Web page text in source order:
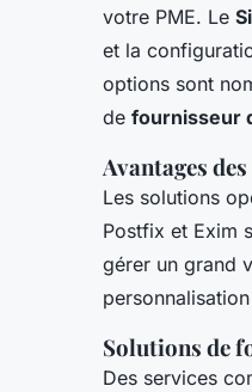
votre PME. Le
et la
options sont
de fournisseur
Avantages
Les solutions
Postfix et Exim
gérer un grand
Solutions de
Des services